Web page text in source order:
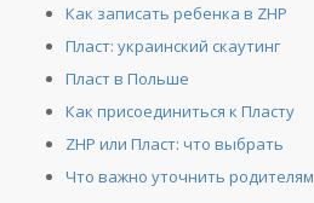
Как записать ребенка в ZHP
Пласт: украинский скаутинг
Пласт в Польше
Как присоединиться к Пласту
ZHP или Пласт: что выбрать
Что важно уточнить родителям